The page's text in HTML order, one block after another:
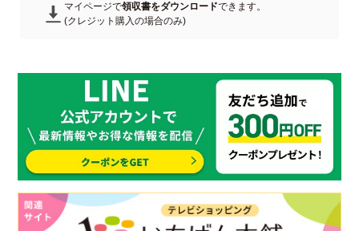
マイページで領収書をダウンロードできます。
(クレジット購入の場合のみ)